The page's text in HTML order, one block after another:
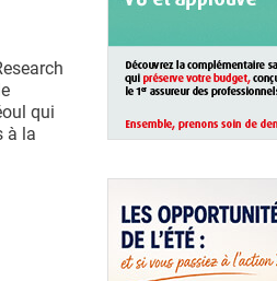
qui
à la